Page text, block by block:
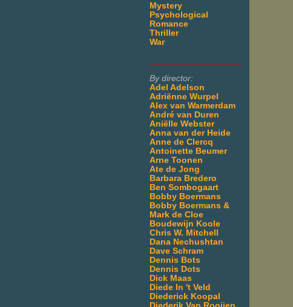
Mystery
Psychological
Romance
Thriller
War
By director:
Adel Adelson
Adriënne Wurpel
Alex van Warmerdam
André van Duren
Aniëlle Webster
Anna van der Heide
Anne de Clercq
Antoinette Beumer
Arne Toonen
Ate de Jong
Barbara Bredero
Ben Sombogaart
Bobby Boermans
Bobby Boermans &
Mark de Cloe
Boudewijn Koole
Chris W. Mitchell
Dana Nechushtan
Dave Schram
Dennis Bots
Dennis Dots
Dick Maas
Diede In 't Veld
Diederick Koopal